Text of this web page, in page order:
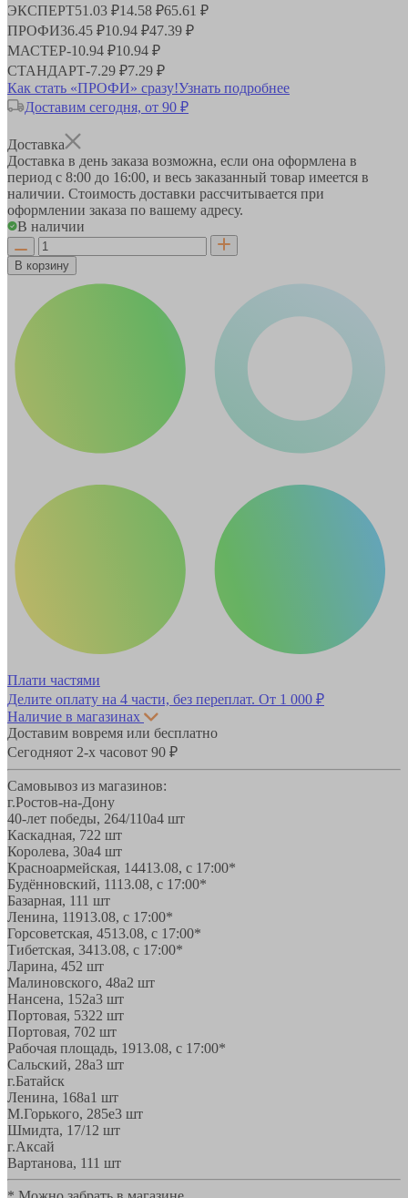
ЭКСПЕРТ51.03 ₽14.58 ₽65.61 ₽
ПРОФИ36.45 ₽10.94 ₽47.39 ₽
МАСТЕР-10.94 ₽10.94 ₽
СТАНДАРТ-7.29 ₽7.29 ₽
Как стать «ПРОФИ» сразу!Узнать подробнее
Доставим сегодня, от 90 ₽
Доставка
Доставка в день заказа возможна, если она оформлена в
период с 8:00 до 16:00, и весь заказанный товар имеется в
наличии. Стоимость доставки рассчитывается при
оформлении заказа по вашему адресу.
В наличии
В корзину
Плати частями
Делите оплату на 4 части, без переплат. От 1 000 ₽
Наличие в магазинах
Доставим вовремя или бесплатно
Сегодняот 2-х часовот 90 ₽
Самовывоз из магазинов:
г.Ростов-на-Дону
40-лет победы, 264/110а4 шт
Каскадная, 722 шт
Королева, 30а4 шт
Красноармейская, 14413.08, с 17:00*
Будённовский, 1113.08, с 17:00*
Базарная, 111 шт
Ленина, 11913.08, с 17:00*
Горсоветская, 4513.08, с 17:00*
Тибетская, 3413.08, с 17:00*
Ларина, 452 шт
Малиновского, 48а2 шт
Нансена, 152а3 шт
Портовая, 5322 шт
Портовая, 702 шт
Рабочая площадь, 1913.08, с 17:00*
Сальский, 28a3 шт
г.Батайск
Ленина, 168а1 шт
М.Горького, 285е3 шт
Шмидта, 17/1 2 шт
г.Аксай
Вартанова, 111 шт